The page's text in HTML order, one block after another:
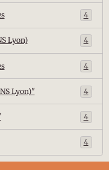
4
Lyon) 4
4
Lyon)" 4
4
4